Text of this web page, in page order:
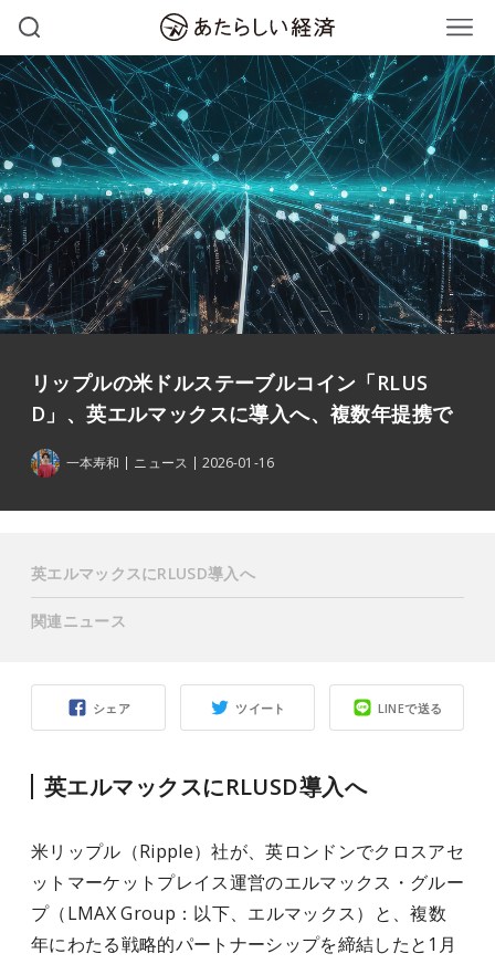
リップルの米ドルステーブルコイン「RLUS
D」、英エルマックスに導入へ、複数年提携で
一本寿和 ニュース 2026-01-16
シェア ツイート LINEで送る
英エルマックスにRLUSD導入へ
米リップル（Ripple）社が、英ロンドンでクロスアセ
ットマーケットプレイス運営のエルマックス・グルー
プ（LMAX Group：以下、エルマックス）と、複数
年にわたる戦略的パートナーシップを締結したと1月
英エルマックスにRLUSD導入へ
関連ニュース